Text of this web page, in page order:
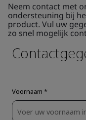
Neem contact met
ondersteuning bij
product. Vul uw
zo snel mogelijk